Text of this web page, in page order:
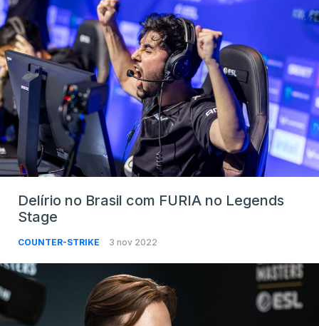
Delírio no Brasil com FURIA no Legends
Stage
COUNTER-STRIKE 3 nov 2022